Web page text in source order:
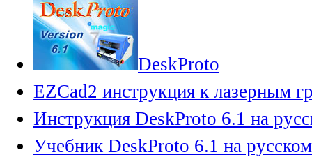
DeskProto
EZCad2 инструкция к лазерным
Инструкция DeskProto 6.1 на
Учебник DeskProto 6.1 на русском